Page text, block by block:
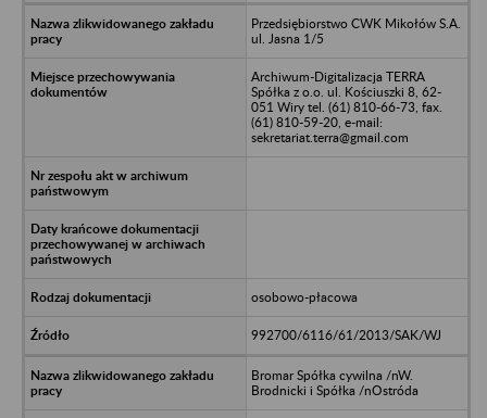
Przedsiębiorstwo CWK Mikołów S.A.
ul. Jasna 1/5
Archiwum-Digitalizacja TERRA
Spółka z o.o. ul. Kościuszki 8, 62-
051 Wiry tel. (61) 810-66-73, fax.
(61) 810-59-20, e-mail:
sekretariat.terra@gmail.com
osobowo-płacowa
992700/6116/61/2013/SAK/WJ
Bromar Spółka cywilna /nW.
Brodnicki i Spółka /nOstróda